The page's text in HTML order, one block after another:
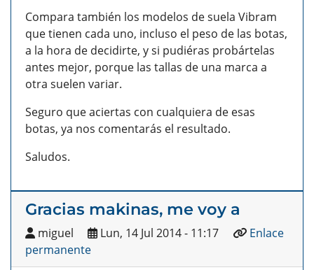
Compara también los modelos de suela Vibram
que tienen cada uno, incluso el peso de las botas,
a la hora de decidirte, y si pudiéras probártelas
antes mejor, porque las tallas de una marca a
otra suelen variar.
Seguro que aciertas con cualquiera de esas
botas, ya nos comentarás el resultado.
Saludos.
Gracias makinas, me voy a
miguel Lun, 14 Jul 2014 - 11:17
Enlace
permanente